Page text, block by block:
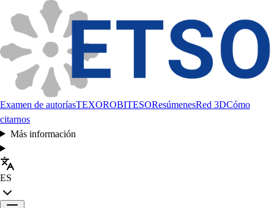
Examen de autoríasTEXOROBITESOResúmenesRed 3DCómo
citarnos
Más información
ES